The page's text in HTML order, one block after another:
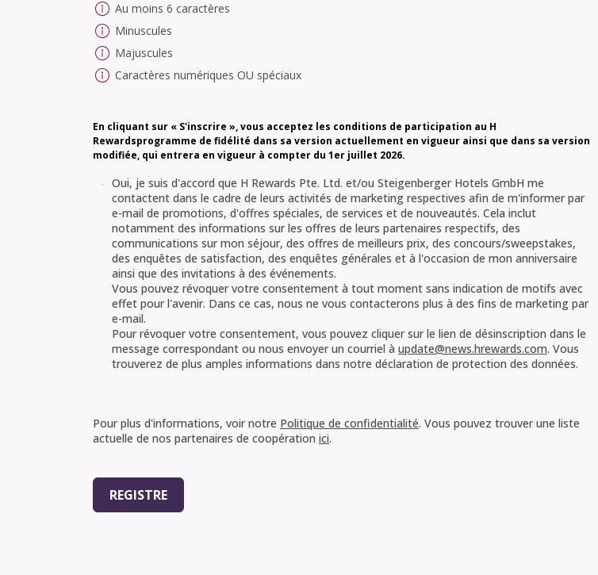
Au moins 6 caractères
Minuscules
Majuscules
Caractères numériques OU spéciaux
En cliquant sur « S'inscrire », vous acceptez les conditions de participation au H
Rewardsprogramme de fidélité dans sa version actuellement en vigueur ainsi que dans sa version
modifiée, qui entrera en vigueur à compter du 1er juillet 2026.
Oui, je suis d'accord que H Rewards Pte. Ltd. et/ou Steigenberger Hotels GmbH me
contactent dans le cadre de leurs activités de marketing respectives afin de m'informer par
e-mail de promotions, d'offres spéciales, de services et de nouveautés. Cela inclut
notamment des informations sur les offres de leurs partenaires respectifs, des
communications sur mon séjour, des offres de meilleurs prix, des concours/sweepstakes,
des enquêtes de satisfaction, des enquêtes générales et à l'occasion de mon anniversaire
ainsi que des invitations à des événements.
Vous pouvez révoquer votre consentement à tout moment sans indication de motifs avec
effet pour l'avenir. Dans ce cas, nous ne vous contacterons plus à des fins de marketing par
e-mail.
Pour révoquer votre consentement, vous pouvez cliquer sur le lien de désinscription dans le
message correspondant ou nous envoyer un courriel à update@news.hrewards.com. Vous
trouverez de plus amples informations dans notre déclaration de protection des données.
Pour plus d'informations, voir notre Politique de confidentialité. Vous pouvez trouver une liste
actuelle de nos partenaires de coopération ici.
REGISTRE